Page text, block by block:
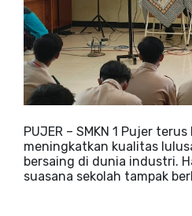
PUJER – SMKN 1 Pujer
meningkatkan kualitas
bersaing di dunia industri.
suasana sekolah tampak